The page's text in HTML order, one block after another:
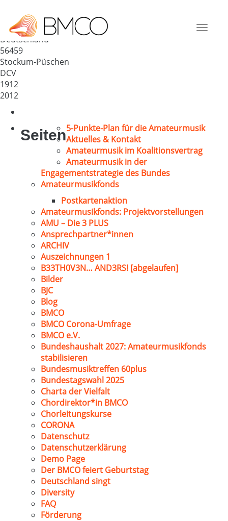
Toggle
1912“ Stockum-Püschen e.V.
Deutschland
56459
Stockum-Püschen
DCV
1912
2012
Seiten5-Punkte-Plan für die Amateurmusik
Aktuelles & Kontakt
Amateurmusik im Koalitionsvertrag
Amateurmusik in der
Engagementstrategie des Bundes
Amateurmusikfonds
Postkartenaktion
Amateurmusikfonds: Projektvorstellungen
AMU – Die 3 PLUS
Ansprechpartner*innen
ARCHIV
Auszeichnungen 1
B33TH0V3N… AND3RS! [abgelaufen]
Bilder
BJC
Blog
BMCO
BMCO Corona-Umfrage
BMCO e.V.
Bundeshaushalt 2027: Amateurmusikfonds
stabilisieren
Bundesmusiktreffen 60plus
Bundestagswahl 2025
Charta der Vielfalt
Chordirektor*in BMCO
Chorleitungskurse
CORONA
Datenschutz
Datenschutzerklärung
Demo Page
Der BMCO feiert Geburtstag
Deutschland singt
Diversity
FAQ
Förderung